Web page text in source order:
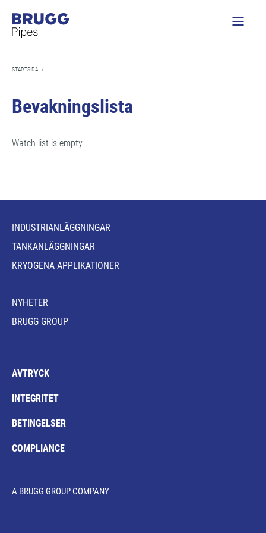
STARTSIDA /
Bevakningslista
Watch list is empty
INDUSTRIANLÄGGNINGAR
TANKANLÄGGNINGAR
KRYOGENA APPLIKATIONER
NYHETER
BRUGG GROUP
AVTRYCK
INTEGRITET
BETINGELSER
COMPLIANCE
A BRUGG GROUP COMPANY